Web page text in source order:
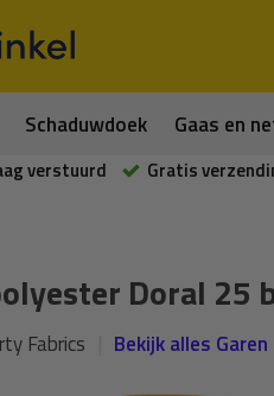
Schaduwdoek Gaas en
verstuurd Gratis
Doral 25
Fabrics Bekijk alles Garen